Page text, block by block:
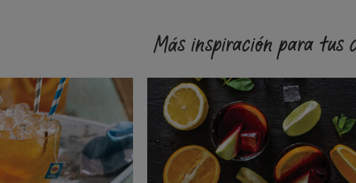
Más inspiración para tus